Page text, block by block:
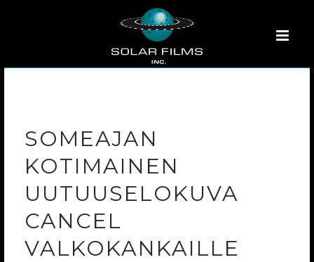
SOMEAJAN
KOTIMAINEN
UUTUUSELOKUVA
CANCEL
VALKOKANKAILLE